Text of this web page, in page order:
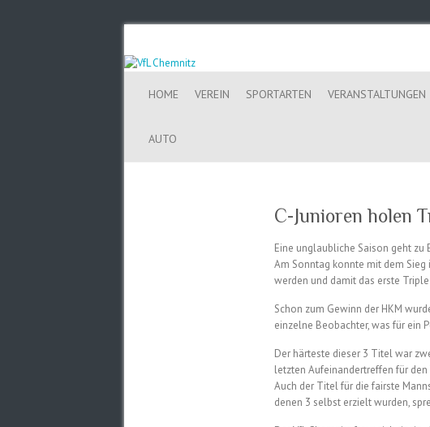
HOME VEREIN SPORTARTEN VERANSTALTUNGEN
AUTO
C-Junioren holen
Eine unglaubliche Saison geht zu
Am Sonntag konnte mit dem
werden und damit das erste
Schon zum Gewinn der HKM
einzelne Beobachter, was für ein
Der härteste dieser 3 Titel war
letzten Aufeinandertreffen für den
Auch der Titel für die fairste
denen 3 selbst erzielt wurden,